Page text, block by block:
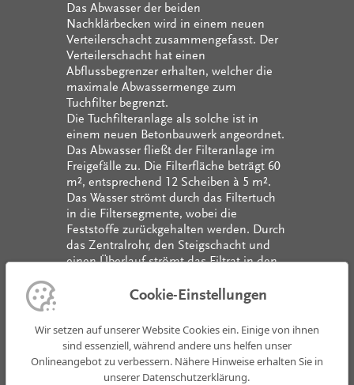
Das Abwasser der beiden
Nachklärbecken wird in einem neuen
Verteilerschacht zusammengefasst. Der
Verteilerschacht hat einen
Abflussbegrenzer erhalten, welcher die
maximale Abwassermenge zum
Tuchfilter begrenzt.
Die Tuchfilteranlage als solche ist in
einem neuen Betonbauwerk angeordnet.
Das Abwasser fließt der Filteranlage im
Freigefälle zu. Die Filterfläche beträgt 60
m², entsprechend 12 Scheiben à 5 m².
Das Wasser strömt durch das Filtertuch
in die Filtersegmente, wobei die
Feststoffe zurückgehalten werden. Durch
das Zentralrohr, den Steigschacht und
einen Überlauf strömt das Filtrat in den
Feststoffrückhalt des Filtertuches steigt
Filteranlage und damit der
Rohwasserspiegel im Filterbehälter. Wird
eine Spiegeldifferenz zwischen
Rohwasserspiegel und Reinwasserspiegel
Cookie-Einstellungen
Wir setzen auf unserer Website Cookies ein. Einige von ihnen
sind essenziell, während andere uns helfen unser
Onlineangebot zu verbessern. Nähere Hinweise erhalten Sie in
unserer Datenschutzerklärung.